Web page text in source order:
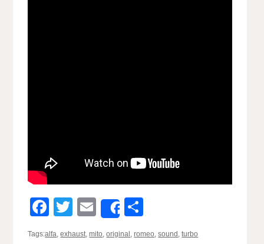
Facebook
Twitter
EmailShare
Tags:alfa,exhaust,mito,original ,romeo,sound ,turbo